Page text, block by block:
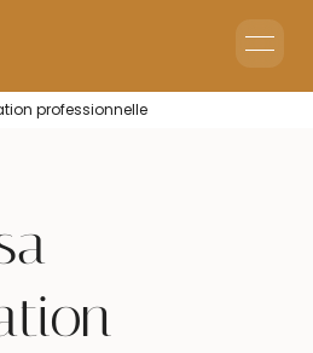
Home
professionnelle